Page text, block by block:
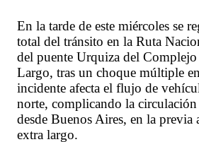
En la tarde de este miércoles se
total del tránsito en la Ruta
del puente Urquiza del Complejo
Largo, tras un choque múltiple
incidente afecta el flujo de
norte, complicando la
desde Buenos Aires, en la previa
extra largo.